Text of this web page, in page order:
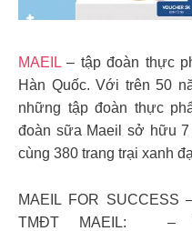
MAEIL – tập đoàn thực
Hàn Quốc. Với trên 50
những tập đoàn thực
đoàn sữa Maeil sở hữu
cùng 380 trang trại xanh
MAEIL FOR SUCCESS
TMĐT MAEIL: –